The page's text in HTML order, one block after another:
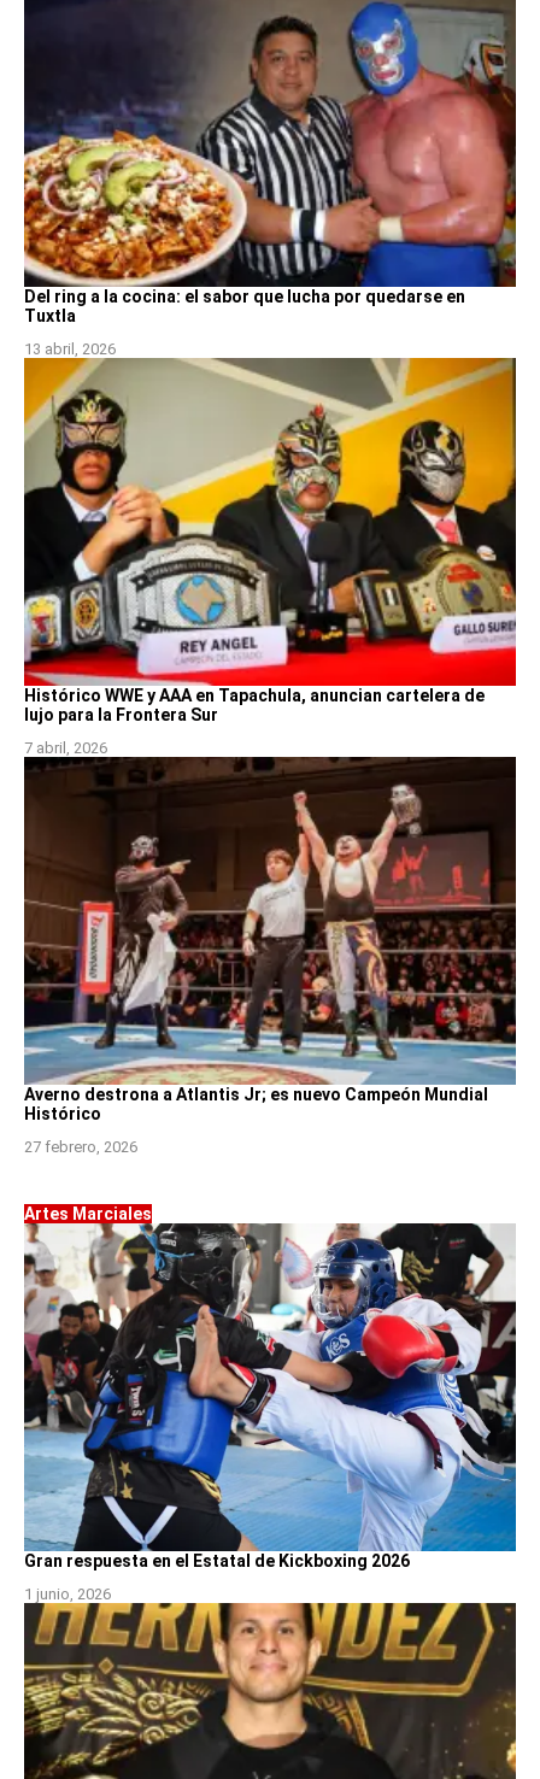
Del ring a la cocina: el sabor que lucha por quedarse en
Tuxtla
13 abril, 2026
Histórico WWE y AAA en Tapachula, anuncian cartelera de
lujo para la Frontera Sur
7 abril, 2026
Averno destrona a Atlantis Jr; es nuevo Campeón Mundial
Histórico
27 febrero, 2026
Artes Marciales
Gran respuesta en el Estatal de Kickboxing 2026
1 junio, 2026